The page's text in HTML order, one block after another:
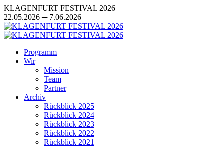
Zum
Inhalt
springen
KLAGENFURT FESTIVAL 2026
22.05.2026 ─ 7.06.2026
Programm
Wir
Mission
Team
Partner
Archiv
Rückblick 2025
Rückblick 2024
Rückblick 2023
Rückblick 2022
Rückblick 2021